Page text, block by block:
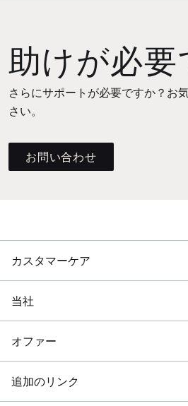
助けが必要
さらにサポートが必要ですか？お
さい。
お問い合わせ
カスタマーケア
当社
オファー
追加のリンク